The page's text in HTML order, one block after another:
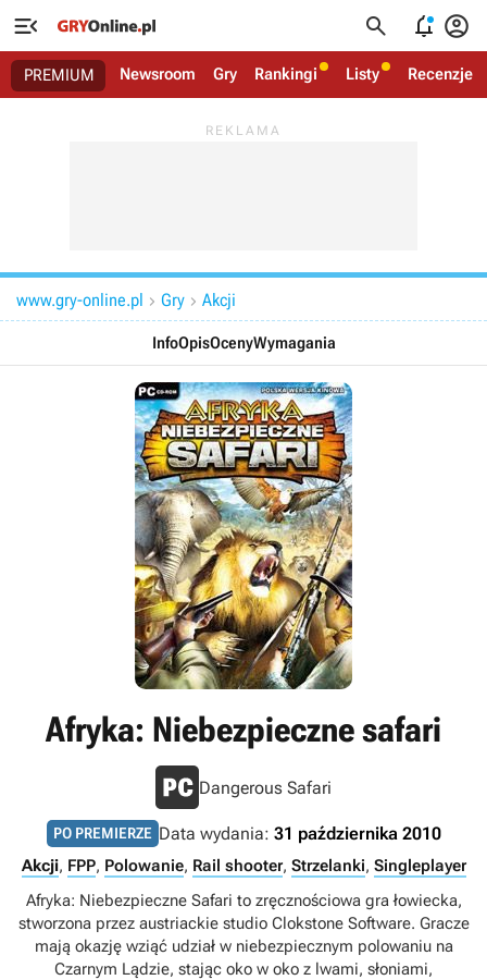
   
PREMIUM Newsroom Gry Rankingi Listy Recenzje
www.gry-online.pl  Gry  Akcji
InfoOpisOcenyWymagania
Afryka: Niebezpieczne safari
Dangerous Safari
PO PREMIERZE Data wydania: 31 października 2010
Akcji, FPP, Polowanie, Rail shooter, Strzelanki, Singleplayer
Afryka: Niebezpieczne Safari to zręcznościowa gra łowiecka,
stworzona przez austriackie studio Clokstone Software. Gracze
mają okazję wziąć udział w niebezpiecznym polowaniu na
Czarnym Lądzie, stając oko w oko z lwami, słoniami,